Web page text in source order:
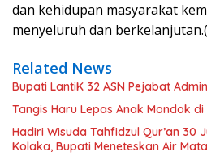
dan kehidupan masyarakat
menyeluruh dan
Related News
Bupati LantiK 32 ASN Pejabat
Tangis Haru Lepas Anak Mondok
Hadiri Wisuda Tahfidzul Qur’an 30
Kolaka, Bupati Meneteskan Air Mata